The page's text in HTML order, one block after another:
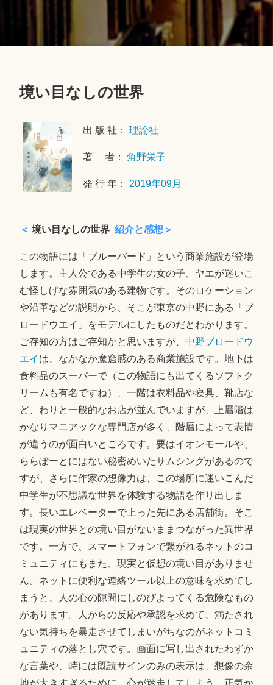
境い目なしの世界
出 版 社：理論社
著 者：角野栄子
発 行 年：2019年09月
＜ 境い目なしの世界 紹介と感想＞
この物語には「ブルーバード」という商業施設が登場
します。主人公である中学生の女の子、ヤエが迷いこ
む怪しげな雰囲気のある建物です。そのロケーション
や沿革などの説明から、そこが東京の中野にある「ブ
ロードウエイ」をモデルにしたものだとわかります。
ご存知の方はご存知かと思いますが、 中野ブロードウ
エイ は、なかなか魔窟感のある商業施設です。地下は
食料品のスーパーで（この物語にも出てくるソフトク
リームも有名ですね）、一階は衣料品や寝具、靴店な
ど、わりと一般的なお店が並んでいますが、上層階は
かなりマニアックな専門店が多く、階層によって表情
が違うのが面白いところです。要はイオンモールや、
ららぽーとにはない秘密めいたサムシングがあるので
すが、さらに作家の想像力は、この場所に迷いこんだ
中学生が不思議な世界を体験する物語を作り出しま
す。長いエレベーターで上った先にある店舗街。そこ
は現実の世界との境い目がないままつながった異世界
です。一方で、スマートフォンで繋がれるネットのコ
ミュニティにもまた、現実と仮想の境い目がありませ
ん。ネットに便利な連絡ツール以上の意味を求めてし
まうと、人の心の隙間にしのびよってくる危険なもの
があります。人からの反応や承認を求めて、満たされ
ない気持ちを暴走させてしまいがちなのがネットコミ
ュニティの落とし穴です。画面に写し出されたわずか
な言葉や、時には既読サインのみの表示は、想像の余